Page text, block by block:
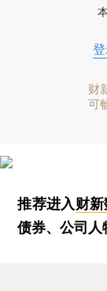
财
可
推荐进入财
债券、公司人